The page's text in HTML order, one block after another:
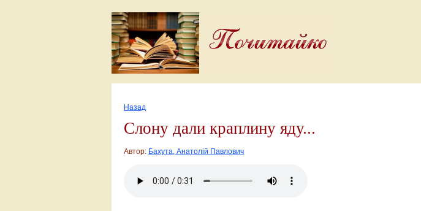
Назад
Слону дали краплину яду...
Автор: Бахута, Анатолій Павлович